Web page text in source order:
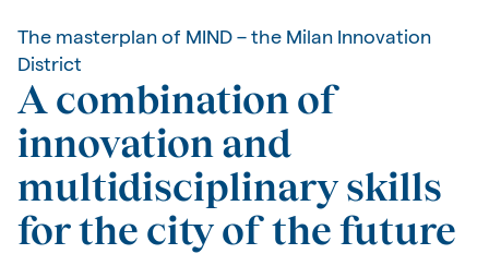
The masterplan of MIND – the Milan Innovation
District
A combination of
innovation and
multidisciplinary skills
for the city of the future